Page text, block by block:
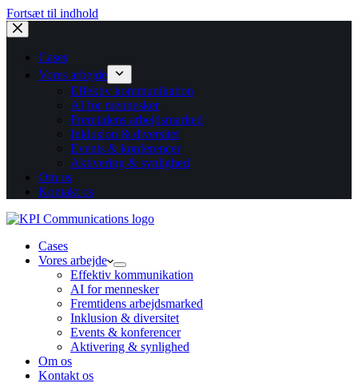
Fortsæt til indhold
Cases
Vores arbejde
Effektiv kommunikation
AI for mennesker
Fremtidens arbejdsmarked
Inklusion & diversitet
Events & konferencer
Aktivering & synlighed
Om os
Kontakt os
Cases
Vores arbejde
Effektiv kommunikation
AI for mennesker
Fremtidens arbejdsmarked
Inklusion & diversitet
Events & konferencer
Aktivering & synlighed
Om os
Kontakt os